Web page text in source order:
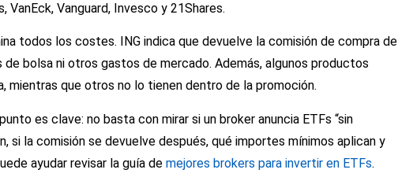
VanEck, Vanguard, Invesco y 21Shares.
todos los costes. ING indica que devuelve la comisión de compra de
bolsa ni otros gastos de mercado. Además, algunos productos
mientras que otros no lo tienen dentro de la promoción.
es clave: no basta con mirar si un broker anuncia ETFs “sin
si la comisión se devuelve después, qué importes mínimos aplican y
ayudar revisar la guía de mejores brokers para invertir en ETFs.